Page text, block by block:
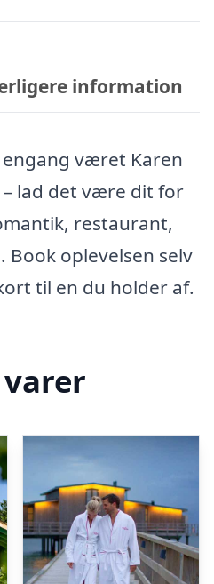
information
været Karen
lad det være dit for
restaurant,
Book oplevelsen selv
til en du holder af.